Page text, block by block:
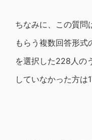
ちなみに、この質問
もらう複数回答形式
を選択した228人の
していなかった方は